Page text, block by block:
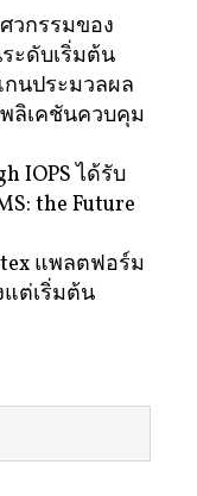
วกรรมของ
ะดับเริ่มต้น
นประมวลผล
ลิเคชันควบคุม
IOPS ได้รับ
the Future
แพลตฟอร์ม
ต่เริ่มต้น